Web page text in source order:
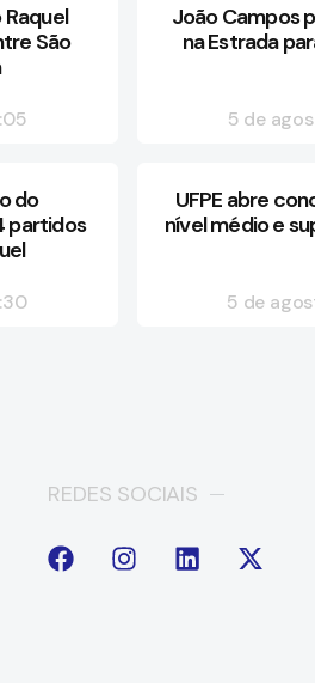
São
João Campos
na Estrada
5 de
do
partidos
UFPE abre
nível médio e
5 de
REDES SOCIAIS